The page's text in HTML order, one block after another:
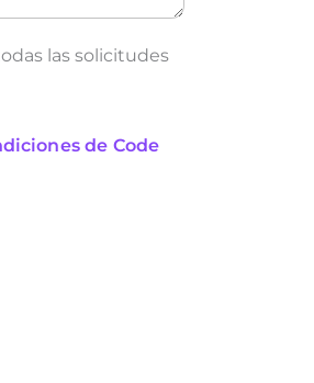
las solicitudes
de Code